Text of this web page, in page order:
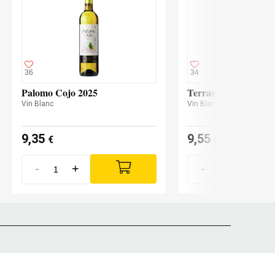
36
Palomo Cojo 2025
Vin Blanc
9,35 €
- +
34
Terras de Cigarrón
Vin Blanc
9,55
-